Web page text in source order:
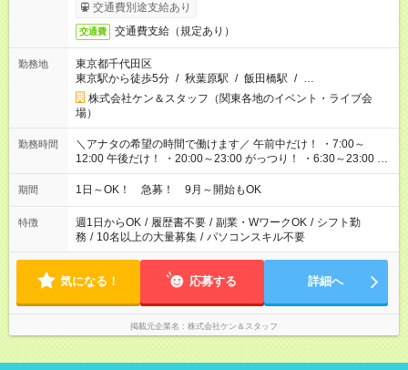
交通費別途支給あり
交通費 交通費支給（規定あり）
勤務地
東京都千代田区
東京駅から徒歩5分 / 秋葉原駅 / 飯田橋駅 / …
株式会社ケン＆スタッフ（関東各地のイベント・ライブ会
場）
勤務時間
＼アナタの希望の時間で働けます／ 午前中だけ！ ・7:00～
12:00 午後だけ！ ・20:00～23:00 がっつり！ ・6:30～23:00 ・
12:00～21:00 ・16:00～翌8:00 …etc ※時間曜日イベントによ
り異なります。
期間 1日～OK！ 急募！ 9月～開始もOK
特徴 週1日からOK / 履歴書不要 / 副業・WワークOK / シフト勤
務 / 10名以上の大量募集 / パソコンスキル不要
気になる！ 応募する 詳細へ
掲載元企業名 株式会社ケン＆スタッフ